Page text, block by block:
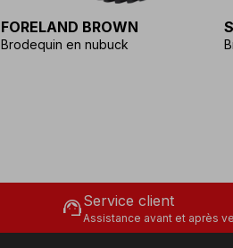
FORELAND BROWN
Brodequin en nubuck
support_agentService client
Assistance avant et après